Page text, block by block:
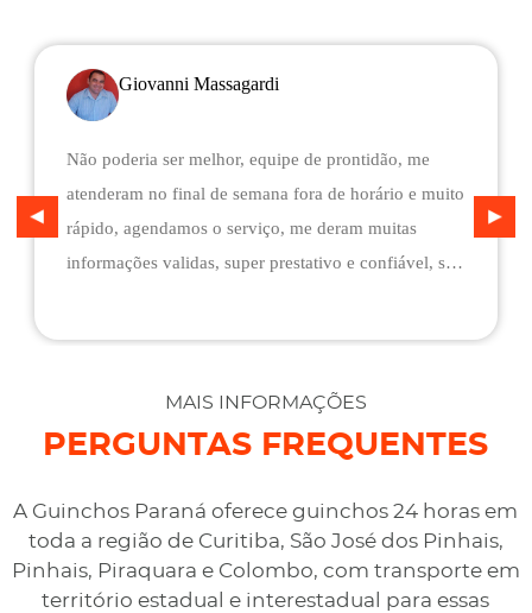
Giovanni Massagardi
Não poderia ser melhor, equipe de prontidão, me
atenderam no final de semana fora de horário e muito
rápido, agendamos o serviço, me deram muitas
informações validas, super prestativo e confiável, são
desviaram para uma oficina mais próximo, sem
qualquer custo na maior boa vontade.
MAIS INFORMAÇÕES
PERGUNTAS FREQUENTES
A Guinchos Paraná oferece guinchos 24 horas em
toda a região de Curitiba, São José dos Pinhais,
Pinhais, Piraquara e Colombo, com transporte em
território estadual e interestadual para essas